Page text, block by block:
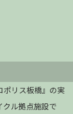
ポリス板橋』の実
ル拠点施設で